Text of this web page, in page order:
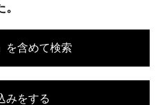
。
を含めて検索
みをする